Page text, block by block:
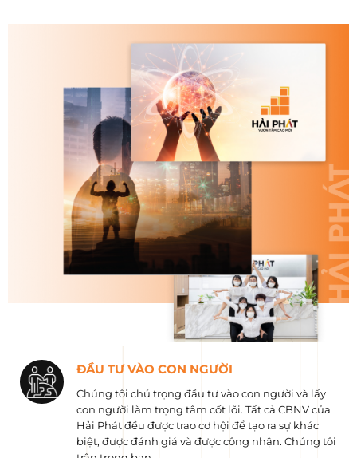
ĐẦU TƯ VÀO CON NGƯỜI
Chúng tôi chú trọng đầu tư vào con người và lấy
con người làm trọng tâm cốt lõi. Tất cả CBNV của
Hải Phát đều được trao cơ hội để tạo ra sự khác
biệt, được đánh giá và được công nhận. Chúng tôi